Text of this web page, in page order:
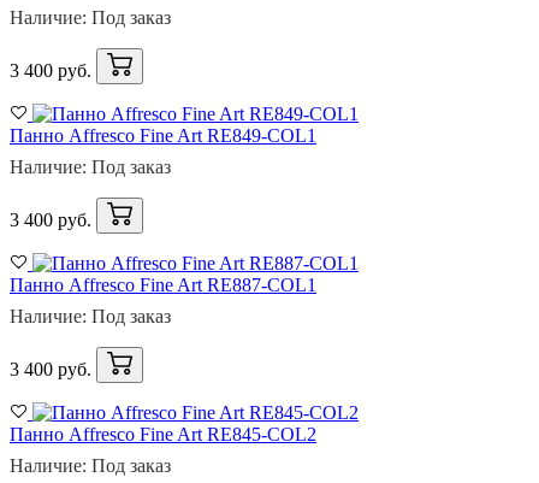
Наличие: Под заказ
3 400 руб.
Панно Affresco Fine Art RE849-COL1
Наличие: Под заказ
3 400 руб.
Панно Affresco Fine Art RE887-COL1
Наличие: Под заказ
3 400 руб.
Панно Affresco Fine Art RE845-COL2
Наличие: Под заказ